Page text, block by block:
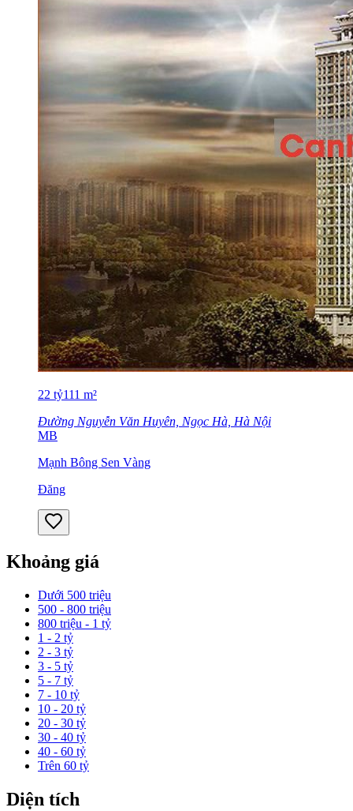
22 tỷ111 m²
Đường Nguyễn Văn Huyên, Ngọc Hà, Hà Nội
MB
Mạnh Bông Sen Vàng
Đăng
Khoảng giá
Dưới 500 triệu
500 - 800 triệu
800 triệu - 1 tỷ
1 - 2 tỷ
2 - 3 tỷ
3 - 5 tỷ
5 - 7 tỷ
7 - 10 tỷ
10 - 20 tỷ
20 - 30 tỷ
30 - 40 tỷ
40 - 60 tỷ
Trên 60 tỷ
Diện tích